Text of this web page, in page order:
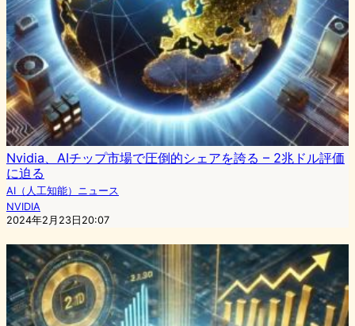
Nvidia、AIチップ市場で圧倒的シェアを誇る – 2兆ドル評価
に迫る
AI（人工知能）ニュース
NVIDIA
2024年2月23日20:07